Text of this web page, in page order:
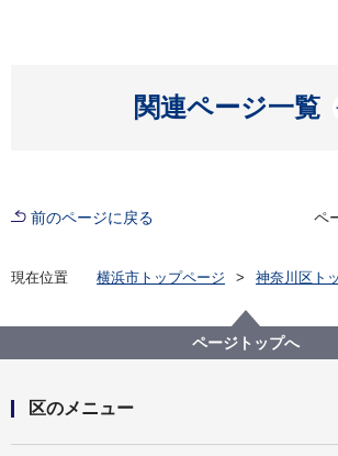
関連ページ一覧
開く
前のページに戻る ペ
現在位置 横浜市トップページ
神奈川区ト
介護予防等への
ページトップへ
区のメニュー